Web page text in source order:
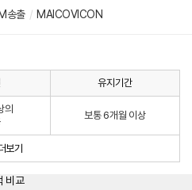
송출 / MAICOVICON
유지기간
의
보통 6개월 이상
보기